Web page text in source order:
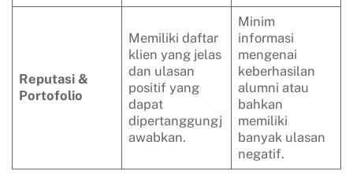
Reputasi &
Portofolio
Memiliki daftar
klien yang jelas
dan ulasan
positif yang
dapat
dipertanggungj
awabkan.
Minim
informasi
mengenai
keberhasilan
alumni atau
bahkan
memiliki
banyak ulasan
negatif.